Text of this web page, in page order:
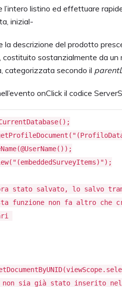
l’intero listino ed effettuare
inizial-
la descrizione del prodotto
costituito sostanzialmente da
categorizzata secondo il
onClick il codice
stato salvato, lo salvo
funzione non fa altro che
sia già stato inserito